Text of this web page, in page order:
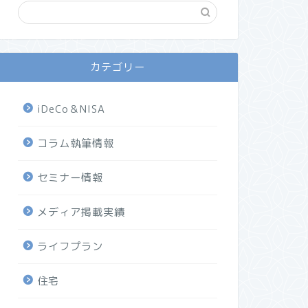
カテゴリー
iDeCo＆NISA
コラム執筆情報
セミナー情報
メディア掲載実績
ライフプラン
住宅